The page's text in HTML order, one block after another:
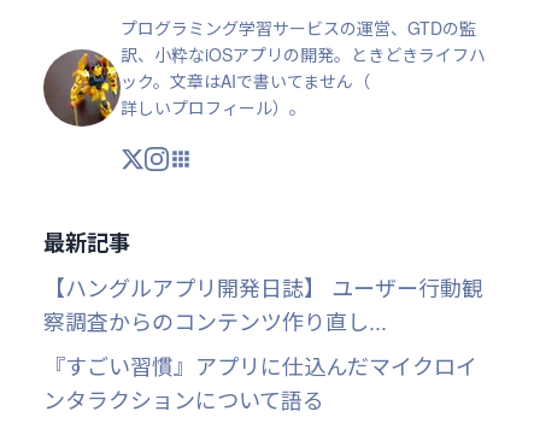
プログラミング学習サービスの運営、GTDの監
訳、小粋なiOSアプリの開発。ときどきライフハ
ック。文章はAIで書いてません（
詳しいプロフィール）。
X Instagram
アプリ・ツール
最新記事
【ハングルアプリ開発日誌】 ユーザー行動観
察調査からのコンテンツ作り直し...
『すごい習慣』アプリに仕込んだマイクロイ
ンタラクションについて語る